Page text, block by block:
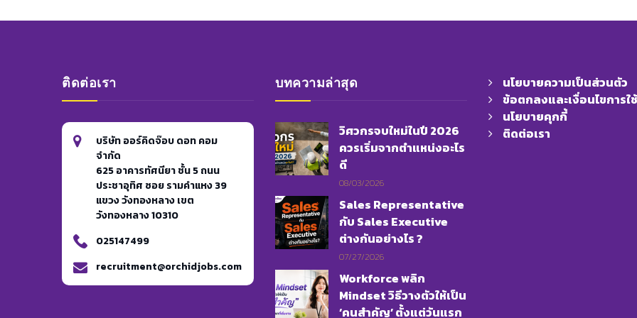
ติดต่อเรา
บริษัท ออร์คิดจ๊อบ ดอท คอม
จำกัด
625 อาคารทัศนียา ชั้น 5 ถนน
ประชาอุทิศ ซอย รามคำแหง 39
แขวง วังทองหลาง เขต
วังทองหลาง 10310
025147499
recruitment@orchidjobs.com
บทความล่าสุด
วิศวกรจบใหม่ในปี 2026
ควรเริ่มจากตำแหน่งอะไร
ดี
08/03/2026
Sales Representative
กับ Sales Executive
ต่างกันอย่างไร ?
07/27/2026
Workforce พลิก
Mindset วิธีวางตัวให้เป็น
‘คนสำคัญ’ ตั้งแต่วันแรก
นโยบายความเป็นส่วนตัว
ข้อตกลงและเงื่อนไขการใ
นโยบายคุกกี้
ติดต่อเรา